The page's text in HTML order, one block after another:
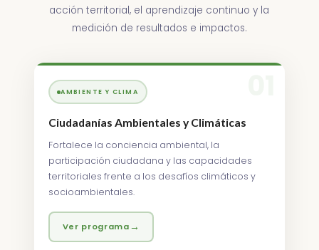
acción territorial, el aprendizaje continuo y la
medición de resultados e impactos.
AMBIENTE Y CLIMA
Ciudadanías Ambientales y Climáticas
Fortalece la conciencia ambiental, la
participación ciudadana y las capacidades
territoriales frente a los desafíos climáticos y
socioambientales.
Ver programa→